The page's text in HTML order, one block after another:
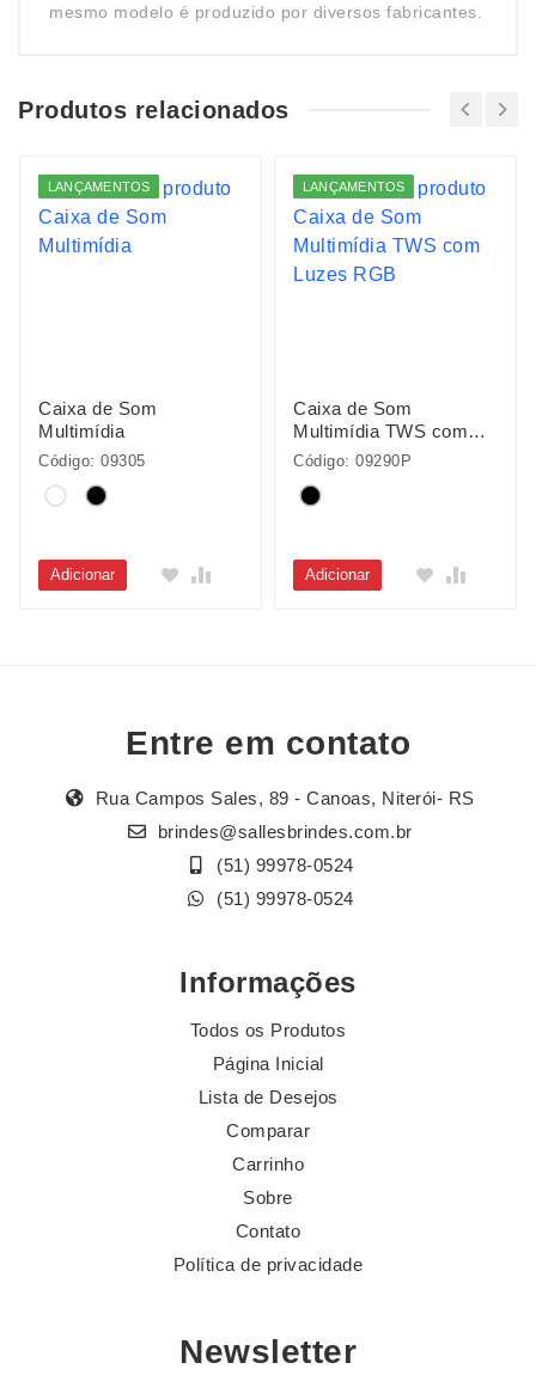
mesmo modelo é produzido por diversos fabricantes.
Produtos relacionados
LANÇAMENTOS
Caixa de Som
Multimídia
Código: 09305
Adicionar
LANÇAMENTOS
Caixa de Som
Multimídia TWS com
Luzes RGB
Código: 09290P
Adicionar
Entre em contato
Rua Campos Sales, 89 - Canoas, Niterói- RS
brindes@sallesbrindes.com.br
(51) 99978-0524
(51) 99978-0524
Informações
Todos os Produtos
Página Inicial
Lista de Desejos
Comparar
Carrinho
Sobre
Contato
Política de privacidade
Newsletter